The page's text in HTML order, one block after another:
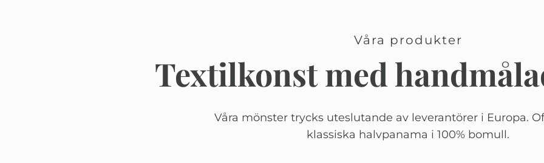
Våra produkter
Textilkonst med
Våra mönster trycks uteslutande av leverantörer i Europa.
klassiska halvpanama i 100% bomull.